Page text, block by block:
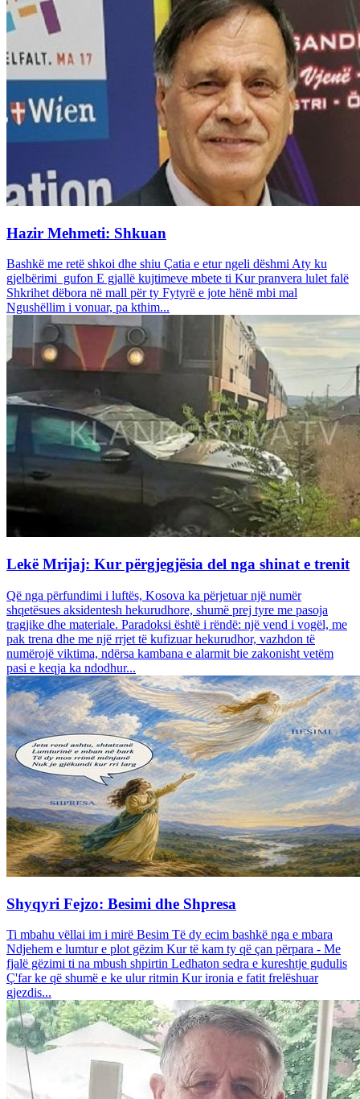
Hazir Mehmeti: Shkuan
Bashkë me retë shkoi dhe shiu Çatia e etur ngeli dëshmi Aty ku
gjelbërimi gufon E gjallë kujtimeve mbete ti Kur pranvera lulet falë
Shkrihet dëbora në mall për ty Fytyrë e jote hënë mbi mal
Ngushëllim i vonuar, pa kthim...
Lekë Mrijaj: Kur përgjegjësia del nga shinat e trenit
Që nga përfundimi i luftës, Kosova ka përjetuar një numër
shqetësues aksidentesh hekurudhore, shumë prej tyre me pasoja
tragjike dhe materiale. Paradoksi është i rëndë: një vend i vogël, me
pak trena dhe me një rrjet të kufizuar hekurudhor, vazhdon të
numërojë viktima, ndërsa kambana e alarmit bie zakonisht vetëm
pasi e keqja ka ndodhur...
Shyqyri Fejzo: Besimi dhe Shpresa
Ti mbahu vëllai im i mirë Besim Të dy ecim bashkë nga e mbara
Ndjehem e lumtur e plot gëzim Kur të kam ty që çan përpara - Me
fjalë gëzimi ti na mbush shpirtin Ledhaton sedra e kureshtje gudulis
Ç'far ke që shumë e ke ulur ritmin Kur ironia e fatit frelëshuar
gjezdis...